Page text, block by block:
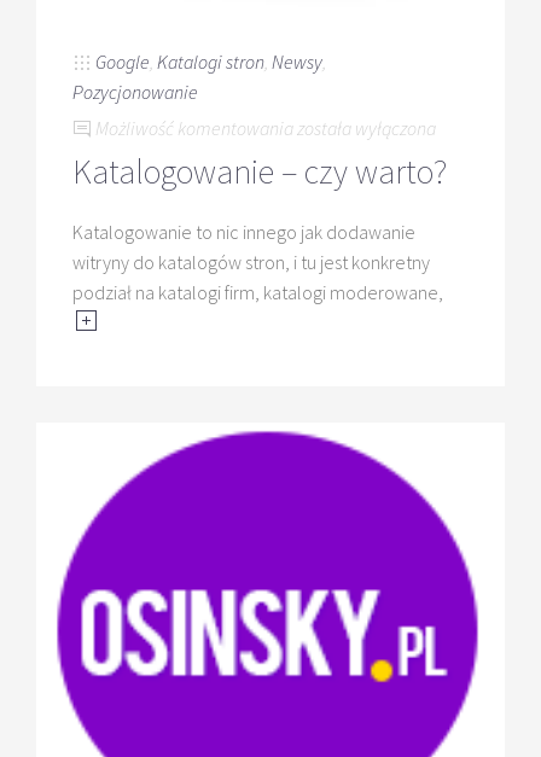
Google Katalogi stron Newsy
Pozycjonowanie
Możliwość komentowania Katalogowanie
czy
została wyłączona
Katalogowanie – czy warto?
Katalogowanie to nic innego jak dodawanie
witryny do katalogów stron, i tu jest konkretny
podział na katalogi firm, katalogi moderowane,